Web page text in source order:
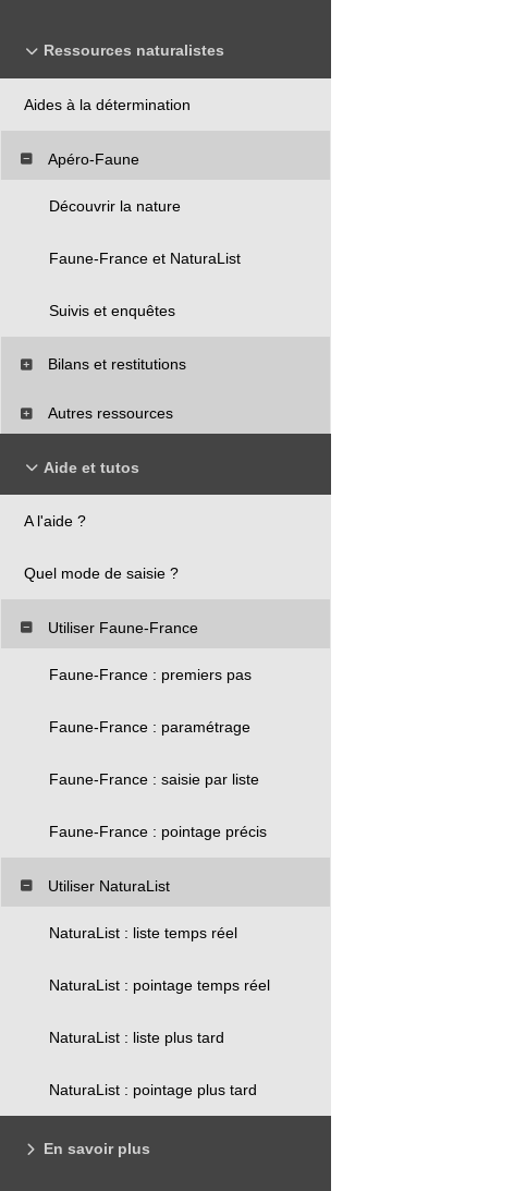
Ressources naturalistes
Aides à la détermination
Apéro-Faune
Découvrir la nature
Faune-France et NaturaList
Suivis et enquêtes
Bilans et restitutions
Autres ressources
Aide et tutos
A l'aide ?
Quel mode de saisie ?
Utiliser Faune-France
Faune-France : premiers pas
Faune-France : paramétrage
Faune-France : saisie par liste
Faune-France : pointage précis
Utiliser NaturaList
NaturaList : liste temps réel
NaturaList : pointage temps réel
NaturaList : liste plus tard
NaturaList : pointage plus tard
En savoir plus